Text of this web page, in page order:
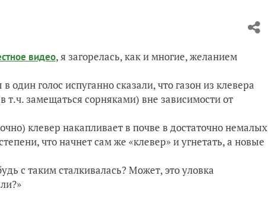
видео, я загорелась, как и многие, желанием
голос испуганно сказали, что газон из клевера
т.ч. замещаться сорняками) вне зависимости от
клевер накапливает в почве в достаточно немалых
что начнет сам же «клевер» и угнетать, а новые
с таким сталкивалась? Может, это уловка